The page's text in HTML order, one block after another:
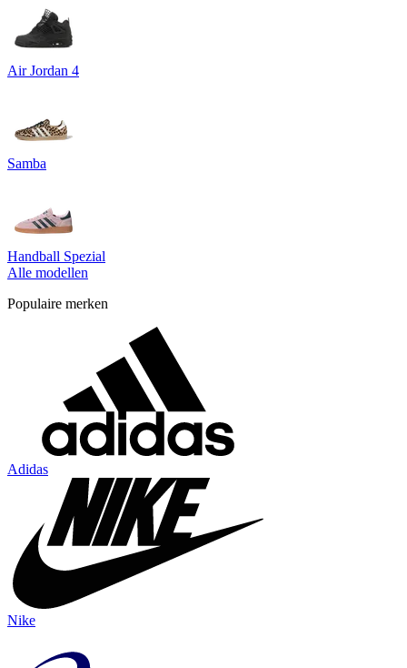
Air Jordan 4
Samba
Handball Spezial
Alle modellen
Populaire merken
Adidas
Nike